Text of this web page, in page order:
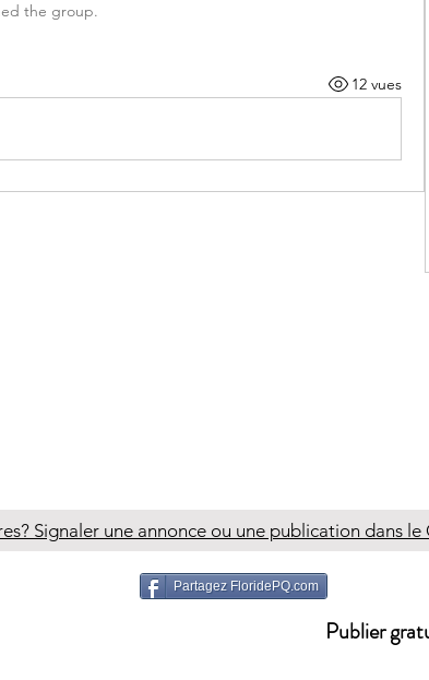
the group.
12 vues
Signaler une annonce ou une publication dans
Partagez FloridePQ.com
Publier